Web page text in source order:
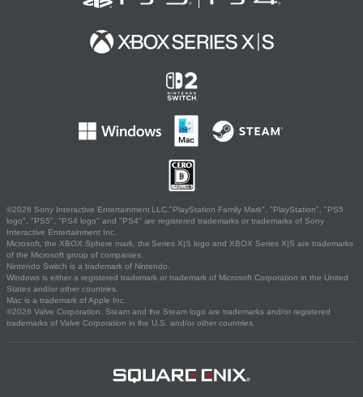
©2026 Sony Interactive Entertainment LLC."PlayStation Family Mark", "PlayStation", "PS5
logo", "PS5", "PS4 logo" and "PS4" are registered trademarks or trademarks of Sony
Interactive Entertainment Inc.
Microsoft, the XBOX Sphere mark, the Series X|S logo and XBOX Series X|S are trademarks
of the Microsoft group of companies.
Nintendo Switch is a trademark of Nintendo.
Windows is either a registered trademark or trademark of Microsoft Corporation in the United
States and/or other countries.
Mac is a trademark of Apple Inc.
©2026 Valve Corporation. Steam and the Steam logo are trademarks and/or registered
trademarks of Valve Corporation in the U.S. and/or other countries.